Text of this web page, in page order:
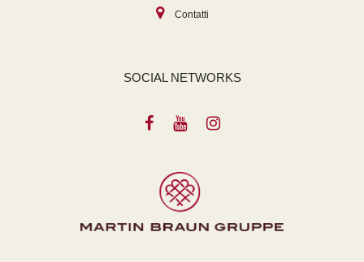
Contatti
SOCIAL NETWORKS